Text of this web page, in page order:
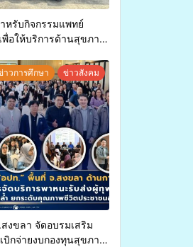
หรับกิจกรรมแพทย์
อให้บริการด้านสุขภาพ
าวการศึกษา ข่าวสังคม
งขลา จัดอบรมเสริม
บิกจ่ายงบกองทุนสุขภาพ